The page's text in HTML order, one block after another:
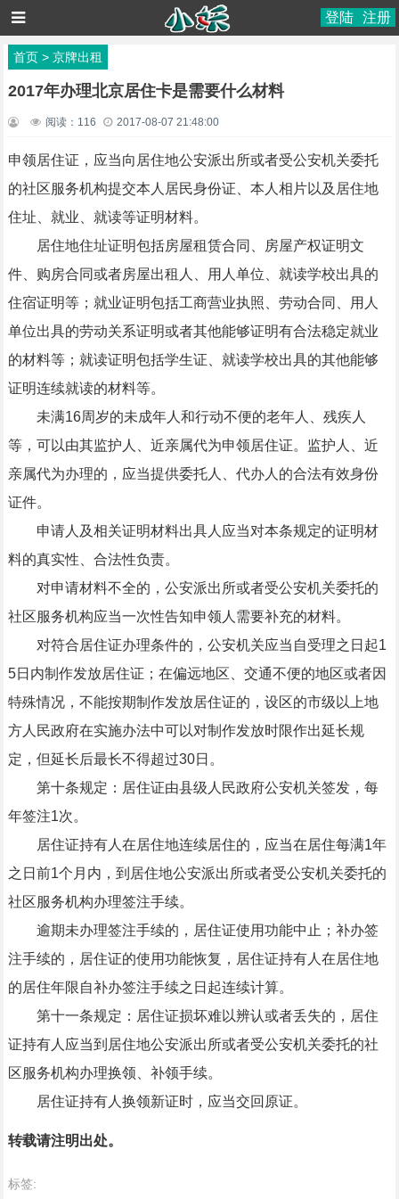
登陆 注册
首页> 京牌出租
2017年办理北京居住卡是需要什么材料
阅读： 116 2017-08-07 21:48:00
申领居住证，应当向居住地公安派出所或者受公安机关委托
的社区服务机构提交本人居民身份证、本人相片以及居住地
住址、就业、就读等证明材料。
居住地住址证明包括房屋租赁合同、房屋产权证明文
件、购房合同或者房屋出租人、用人单位、就读学校出具的
住宿证明等；就业证明包括工商营业执照、劳动合同、用人
单位出具的劳动关系证明或者其他能够证明有合法稳定就业
的材料等；就读证明包括学生证、就读学校出具的其他能够
证明连续就读的材料等。
未满16周岁的未成年人和行动不便的老年人、残疾人
等，可以由其监护人、近亲属代为申领居住证。监护人、近
亲属代为办理的，应当提供委托人、代办人的合法有效身份
证件。
申请人及相关证明材料出具人应当对本条规定的证明材
料的真实性、合法性负责。
对申请材料不全的，公安派出所或者受公安机关委托的
社区服务机构应当一次性告知申领人需要补充的材料。
对符合居住证办理条件的，公安机关应当自受理之日起1
5日内制作发放居住证；在偏远地区、交通不便的地区或者因
特殊情况，不能按期制作发放居住证的，设区的市级以上地
方人民政府在实施办法中可以对制作发放时限作出延长规
定，但延长后最长不得超过30日。
第十条规定：居住证由县级人民政府公安机关签发，每
年签注1次。
居住证持有人在居住地连续居住的，应当在居住每满1年
之日前1个月内，到居住地公安派出所或者受公安机关委托的
社区服务机构办理签注手续。
逾期未办理签注手续的，居住证使用功能中止；补办签
注手续的，居住证的使用功能恢复，居住证持有人在居住地
的居住年限自补办签注手续之日起连续计算。
第十一条规定：居住证损坏难以辨认或者丢失的，居住
证持有人应当到居住地公安派出所或者受公安机关委托的社
区服务机构办理换领、补领手续。
居住证持有人换领新证时，应当交回原证。
转载请注明出处。
标签: